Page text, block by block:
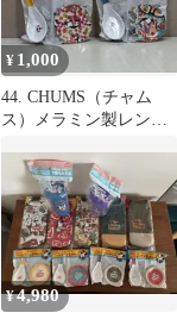
¥ 1,000
44. CHUMS（チャム
ス）メラミン製レンゲ
¥4,980